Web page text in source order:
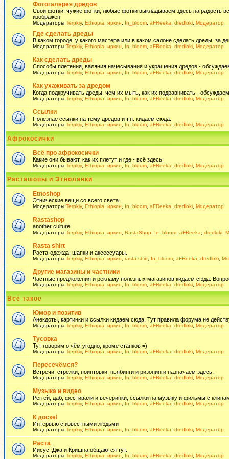
Фотогалерея дредов
Свои фотки, чужие фотки, любые фотки выкладываем здесь на радость
изображен.
Модераторы Terpkiy, Ethiopia иркин In_bloom aFReeka dredloki Модератор
Где сделать дреды
В каком городе, у какого мастера или в каком салоне сделать дреды, за
Модераторы Terpkiy, Ethiopia иркин In_bloom aFReeka dredloki Модератор
Как сделать дреды
Способы плетения, валяния начесывания и украшения дредов -
Модераторы Terpkiy, Ethiopia иркин In_bloom aFReeka dredloki Модератор
Как ухаживать за дредом
Когда подкручивать дреды, чем их мыть, как их подравнивать - обсуждаем
Модераторы Terpkiy, Ethiopia иркин In_bloom aFReeka dredloki Модератор
Ссылки
Полезнае ссылки на тему дредов и т.п. кидаем сюда.
Модераторы Terpkiy, Ethiopia иркин In_bloom aFReeka dredloki Модератор
Афрокосички
Всё про афрокосички
Какие они бывают, как их плетут и где - всё здесь.
Модераторы Terpkiy, Ethiopia иркин In_bloom aFReeka dredloki Модератор
Расташопы и Этнолавки
Etnoshop
Этнические вещи со всего света.
Модераторы Terpkiy, Ethiopia иркин In_bloom aFReeka dredloki Модератор
Rastashop
another culture
Модераторы Terpkiy, Ethiopia иркин RastaShop In_bloom aFReeka dredloki
Rasta shirt
Раста-одежда, шапки и аксессуары.
Модераторы Terpkiy, Ethiopia иркин rasta-shirt In_bloom aFReeka dredloki
Другие магазины и частники
Частные предложения и рекламу полезных магазинов кидаем сюда.
Модераторы Terpkiy, Ethiopia иркин In_bloom aFReeka dredloki Модератор
Всё такое
Юмор и позитив
Анекдоты, картинки и ссылки кидаем сюда. Тут правила форума не
Модераторы Terpkiy, Ethiopia иркин In_bloom aFReeka dredloki Модератор
Тусовка
Тут говорим о чём угодно, кроме станков =)
Модераторы Terpkiy, Ethiopia иркин In_bloom aFReeka dredloki Модератор
Пересечёмся?
Встречи, стрелки, поинтовки, ньябинги и ризонинги назначаем здесь.
Модераторы Terpkiy, Ethiopia иркин In_bloom aFReeka dredloki Модератор
Музыка и видео
Реггей, даб, фестивали и вечеринки, ссылки на музыку и фильмы с
Модераторы Terpkiy, Ethiopia иркин In_bloom aFReeka dredloki Модератор
К доске!
Интервью с известными людьми
Модераторы Terpkiy, Ethiopia иркин In_bloom aFReeka dredloki Модератор
Раста
Иисус, Джа и Кришна общаются тут.
Модераторы Terpkiy, Ethiopia иркин In_bloom aFReeka dredloki Модератор